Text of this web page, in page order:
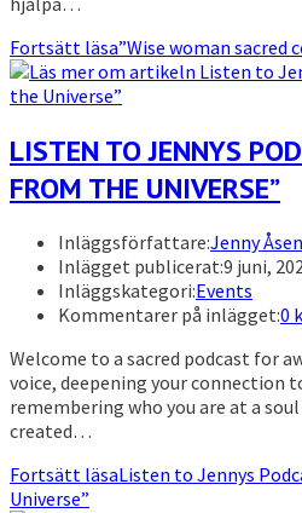
Fortsätt läsa”Wise woman sacred
LISTEN TO JENNYS
FROM THE UNIVERSE”
Inläggsförfattare:Jenny
Inlägget publicerat:9 juni,
Inläggskategori:Events
Kommentarer på inlägget:0
Welcome to a sacred podcast for
voice, deepening your connection
remembering who you are at a
created…
Fortsätt läsaListen to Jennys
Universe”